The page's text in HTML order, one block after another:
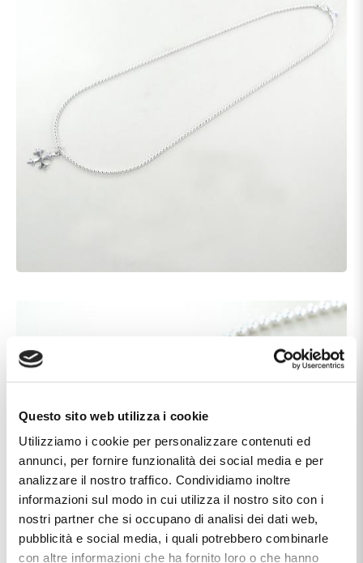
Questo sito web utilizza i cookie
Utilizziamo i cookie per personalizzare contenuti ed
annunci, per fornire funzionalità dei social media e per
analizzare il nostro traffico. Condividiamo inoltre
informazioni sul modo in cui utilizza il nostro sito con i
nostri partner che si occupano di analisi dei dati web,
pubblicità e social media, i quali potrebbero combinarle
con altre informazioni che ha fornito loro o che hanno